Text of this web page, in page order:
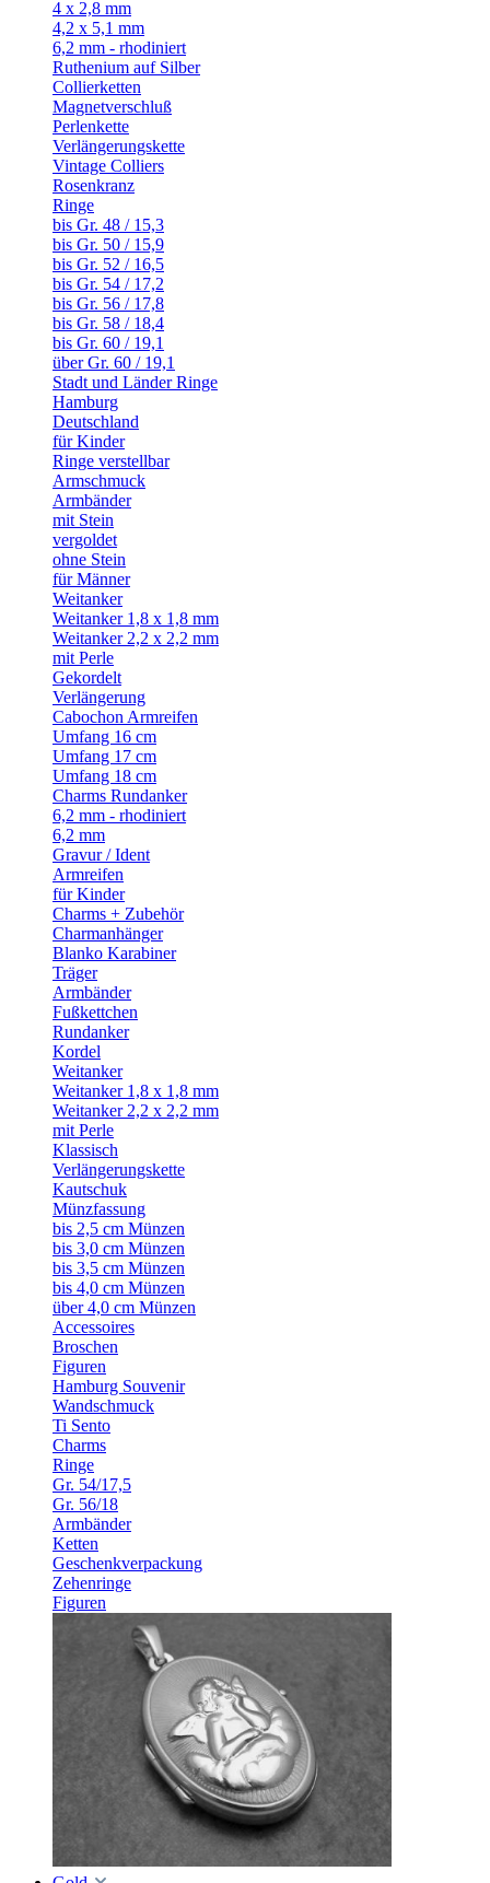
4 x 2,8 mm
4,2 x 5,1 mm
6,2 mm - rhodiniert
Ruthenium auf Silber
Collierketten
Magnetverschluß
Perlenkette
Verlängerungskette
Vintage Colliers
Rosenkranz
Ringe
bis Gr. 48 / 15,3
bis Gr. 50 / 15,9
bis Gr. 52 / 16,5
bis Gr. 54 / 17,2
bis Gr. 56 / 17,8
bis Gr. 58 / 18,4
bis Gr. 60 / 19,1
über Gr. 60 / 19,1
Stadt und Länder Ringe
Hamburg
Deutschland
für Kinder
Ringe verstellbar
Armschmuck
Armbänder
mit Stein
vergoldet
ohne Stein
für Männer
Weitanker
Weitanker 1,8 x 1,8 mm
Weitanker 2,2 x 2,2 mm
mit Perle
Gekordelt
Verlängerung
Cabochon Armreifen
Umfang 16 cm
Umfang 17 cm
Umfang 18 cm
Charms Rundanker
6,2 mm - rhodiniert
6,2 mm
Gravur / Ident
Armreifen
für Kinder
Charms + Zubehör
Charmanhänger
Blanko Karabiner
Träger
Armbänder
Fußkettchen
Rundanker
Kordel
Weitanker
Weitanker 1,8 x 1,8 mm
Weitanker 2,2 x 2,2 mm
mit Perle
Klassisch
Verlängerungskette
Kautschuk
Münzfassung
bis 2,5 cm Münzen
bis 3,0 cm Münzen
bis 3,5 cm Münzen
bis 4,0 cm Münzen
über 4,0 cm Münzen
Accessoires
Broschen
Figuren
Hamburg Souvenir
Wandschmuck
Ti Sento
Charms
Ringe
Gr. 54/17,5
Gr. 56/18
Armbänder
Ketten
Geschenkverpackung
Zehenringe
Figuren